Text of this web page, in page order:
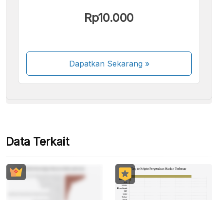
Rp10.000
Dapatkan Sekarang»
Beberapa metode pembayaran masih dalam
Data Terkait